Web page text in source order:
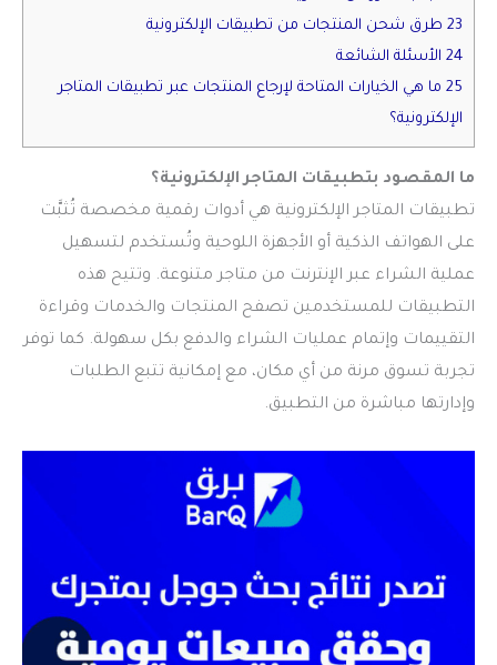
23 طرق شحن المنتجات من تطبيقات الإلكترونية
24 الأسئلة الشائعة
25 ما هي الخيارات المتاحة لإرجاع المنتجات عبر تطبيقات المتاجر
الإلكترونية؟
ما المقصود بتطبيقات المتاجر الإلكترونية؟
تطبيقات المتاجر الإلكترونية هي أدوات رقمية مخصصة تُثبَّت
على الهواتف الذكية أو الأجهزة اللوحية وتُستخدم لتسهيل
عملية الشراء عبر الإنترنت من متاجر متنوعة. وتتيح هذه
التطبيقات للمستخدمين تصفح المنتجات والخدمات وقراءة
التقييمات وإتمام عمليات الشراء والدفع بكل سهولة. كما توفر
تجربة تسوق مرنة من أي مكان، مع إمكانية تتبع الطلبات
وإدارتها مباشرة من التطبيق.